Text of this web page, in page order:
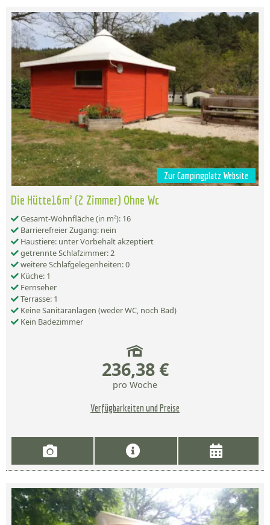
Zur Campingplatz Website
Die Hütte16m² (2 Zimmer) Ohne Wc
Gesamt-Wohnfläche (in m²): 16
Barrierefreier Zugang: nein
Haustiere: unter Vorbehalt akzeptiert
getrennte Schlafzimmer: 2
weitere Schlafgelegenheiten: 0
Küche: 1
Fernseher
Terrasse: 1
Keine Sanitäranlagen (weder WC, noch Bad)
Kein Badezimmer
236,38 €
pro Woche
Verfügbarkeiten und Preise